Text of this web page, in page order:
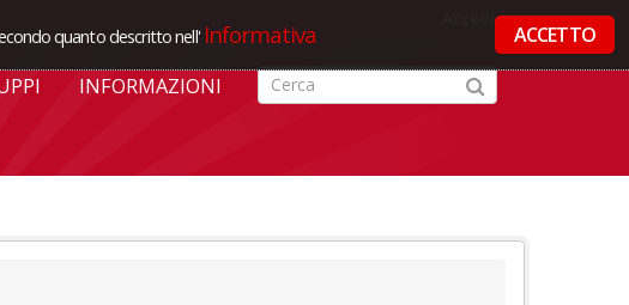
quanto descritto nell' Informativa ACCETTO
INFORMAZIONI